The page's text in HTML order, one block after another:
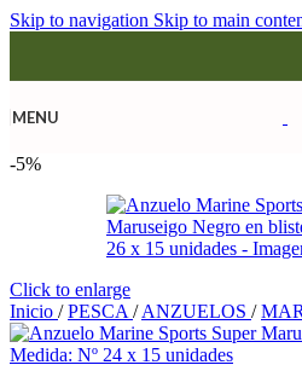
Skip to navigation Skip to main
MENU
-5%
Click to enlarge
Inicio / PESCA / ANZUELOS /